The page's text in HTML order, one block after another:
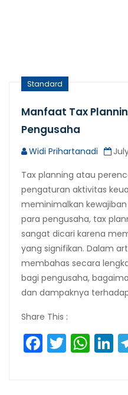
Standard
Manfaat Tax
Pengusaha
Widi Prihartanadi
Tax planning atau
pengaturan aktivitas
meminimalkan
para pengusaha, tax
sangat dicari karena
yang signifikan. Dalam
membahas secara
bagi pengusaha,
dan dampaknya terhadap
Share This :
Twitter